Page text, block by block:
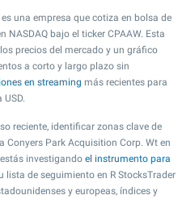
una empresa que cotiza en bolsa de
NASDAQ bajo el ticker CPAAW. Esta
precios del mercado y un gráfico
a corto y largo plazo sin
en streaming más recientes para
reciente, identificar zonas clave de
Conyers Park Acquisition Corp. Wt en
investigando el instrumento para
lista de seguimiento en R StocksTrader
y europeas, índices y